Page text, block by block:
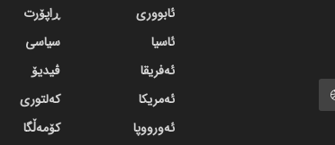
ئابووری
ئاسیا
ئەفریقا
ئەمریکا
ئەورووپا
ڕاپۆرت
سیاسی
ڤیدیۆ
کەلتوری
کۆمەڵگا